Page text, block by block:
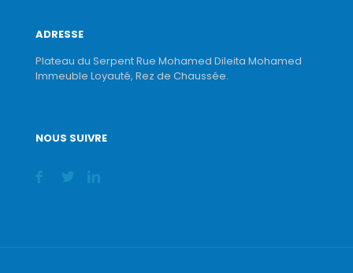
ADRESSE
Plateau du Serpent Rue Mohamed Dileita Mohamed
Immeuble Loyauté, Rez de Chaussée.
NOUS SUIVRE